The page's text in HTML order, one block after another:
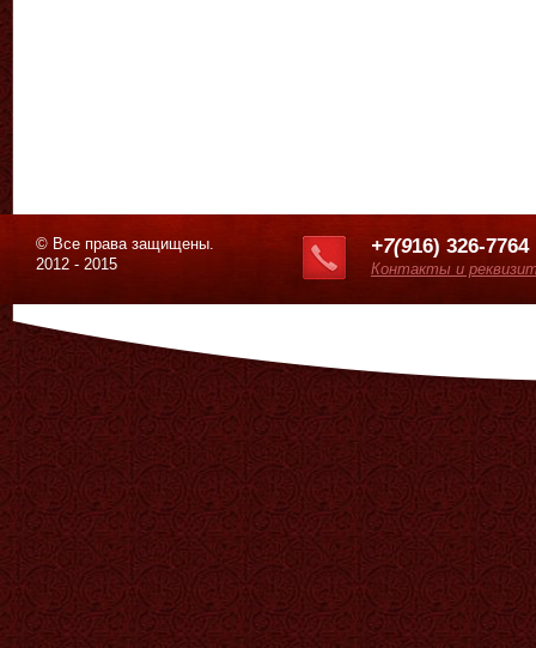
© Все права защищены.
2012 - 2015
+7(916) 326-7764
Контакты и